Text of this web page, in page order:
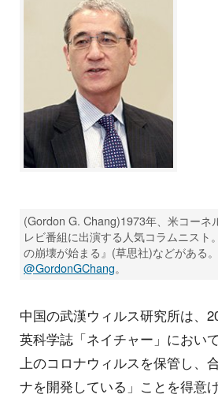
(Gordon G. Chang)1973年、米コーネ
レビ番組に出演する人気コラムニスト
の崩壊が始まる』(草思社)などがある
@GordonGChang。
中国の武漢ウィルス研究所は、
英科学誌「ネイチャー」におい
上のコロナウィルスを保管し、
ナを開発している」ことを得意